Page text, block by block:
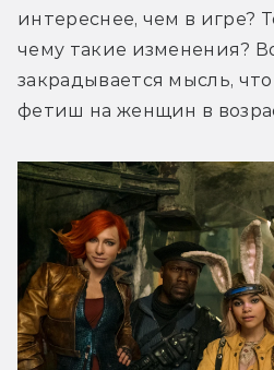
интереснее, чем в игре?
чему такие изменения?
закрадывается мысль,
фетиш на женщин в